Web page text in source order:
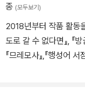
종 (모두보기)
2018년부터 작품 활동
도로 갈 수 없다면』, 『
『므레모사』,『행성어 서